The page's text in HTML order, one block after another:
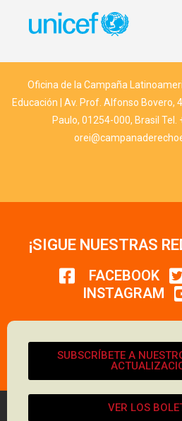
Oficina de la Campaña
Educación | Av. Prof. Alfonso Bovero,
Paulo, 01254-000, Brasil Tel.
¡SIGUE NUESTRAS
FACEBOOK
INSTAGRAM
SUBSCRÍBETE A
VER LOS